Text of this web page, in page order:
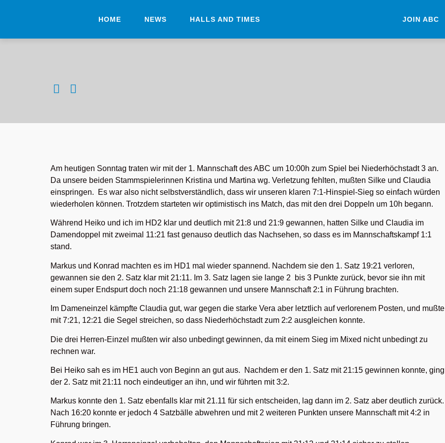
HOME NEWS HALLS AND TIMES JOIN ABC
Am heutigen Sonntag traten wir mit der 1. Mannschaft des ABC um 10:00h zum Spiel bei Niederhöchstadt 3 an.
Da unsere beiden Stammspielerinnen Kristina und Martina wg. Verletzung fehlten, mußten Silke und Claudia
einspringen. Es war also nicht selbstverständlich, dass wir unseren klaren 7:1-Hinspiel-Sieg so einfach würden
wiederholen können. Trotzdem starteten wir optimistisch ins Match, das mit den drei Doppeln um 10h begann.
Während Heiko und ich im HD2 klar und deutlich mit 21:8 und 21:9 gewannen, hatten Silke und Claudia im
Damendoppel mit zweimal 11:21 fast genauso deutlich das Nachsehen, so dass es im Mannschaftskampf 1:1
stand.
Markus und Konrad machten es im HD1 mal wieder spannend. Nachdem sie den 1. Satz 19:21 verloren,
gewannen sie den 2. Satz klar mit 21:11. Im 3. Satz lagen sie lange 2 bis 3 Punkte zurück, bevor sie ihn mit
einem super Endspurt doch noch 21:18 gewannen und unsere Mannschaft 2:1 in Führung brachten.
Im Dameneinzel kämpfte Claudia gut, war gegen die starke Vera aber letztlich auf verlorenem Posten, und mußte
mit 7:21, 12:21 die Segel streichen, so dass Niederhöchstadt zum 2:2 ausgleichen konnte.
Die drei Herren-Einzel mußten wir also unbedingt gewinnen, da mit einem Sieg im Mixed nicht unbedingt zu
rechnen war.
Bei Heiko sah es im HE1 auch von Beginn an gut aus. Nachdem er den 1. Satz mit 21:15 gewinnen konnte, ging
der 2. Satz mit 21:11 noch eindeutiger an ihn, und wir führten mit 3:2.
Markus konnte den 1. Satz ebenfalls klar mit 21.11 für sich entscheiden, lag dann im 2. Satz aber deutlich zurück.
Nach 16:20 konnte er jedoch 4 Satzbälle abwehren und mit 2 weiteren Punkten unsere Mannschaft mit 4:2 in
Führung bringen.